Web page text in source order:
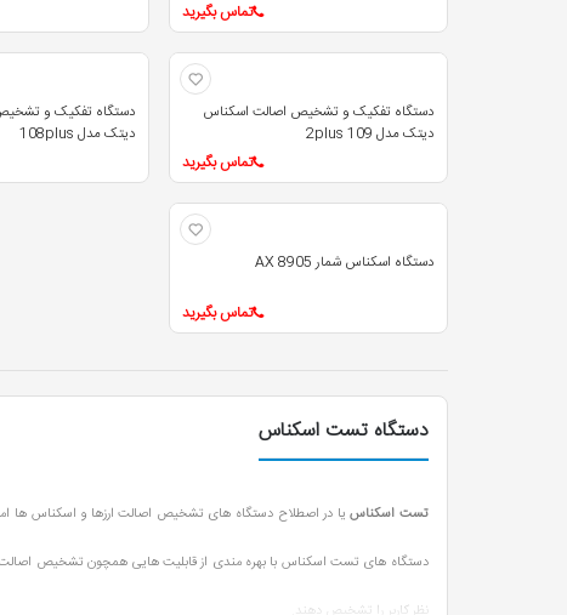
تماس بگیرید
دستگاه تفکیک و تشخیص اصالت اسکناس
دیتک مدل 109 2plus
تماس بگیرید
دستگاه تفکیک و
دیتک مدل 108plus
دستگاه اسکناس شمار AX 8905
تماس بگیرید
دستگاه تست اسکناس
تست اسکناسیا در اصطلاح دستگاه های تشخیص اصالت ارزها و اسکناس ها